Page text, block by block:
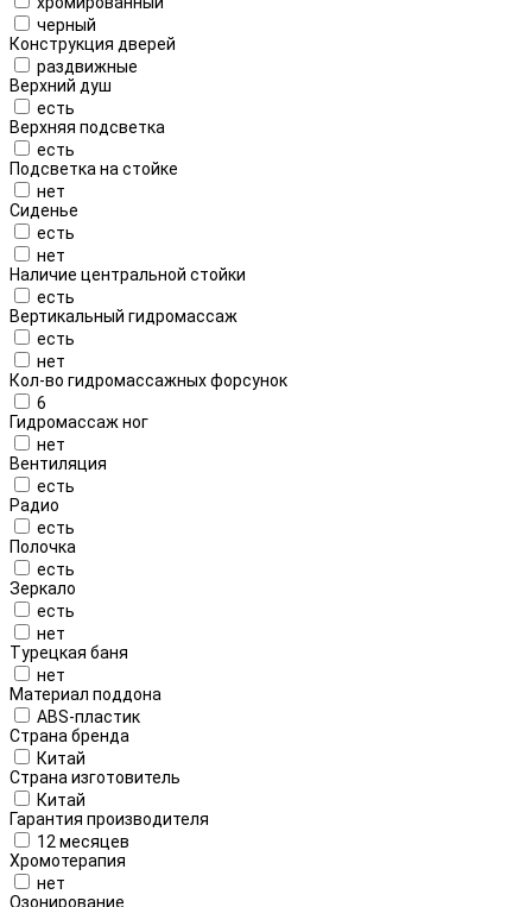
черный
Конструкция дверей
раздвижные
Верхний душ
есть
Верхняя подсветка
есть
Подсветка на стойке
нет
Сиденье
есть
нет
Наличие центральной стойки
есть
Вертикальный гидромассаж
есть
нет
Кол-во гидромассажных форсунок
6
Гидромассаж ног
нет
Вентиляция
есть
Радио
есть
Полочка
есть
Зеркало
есть
нет
Турецкая баня
нет
Материал поддона
ABS-пластик
Страна бренда
Китай
Страна изготовитель
Китай
Гарантия производителя
12 месяцев
Хромотерапия
нет
Озонирование